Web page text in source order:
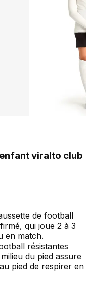
de football
qui joue 2 à 3
en match.
résistantes
du pied assure
pied de respirer en